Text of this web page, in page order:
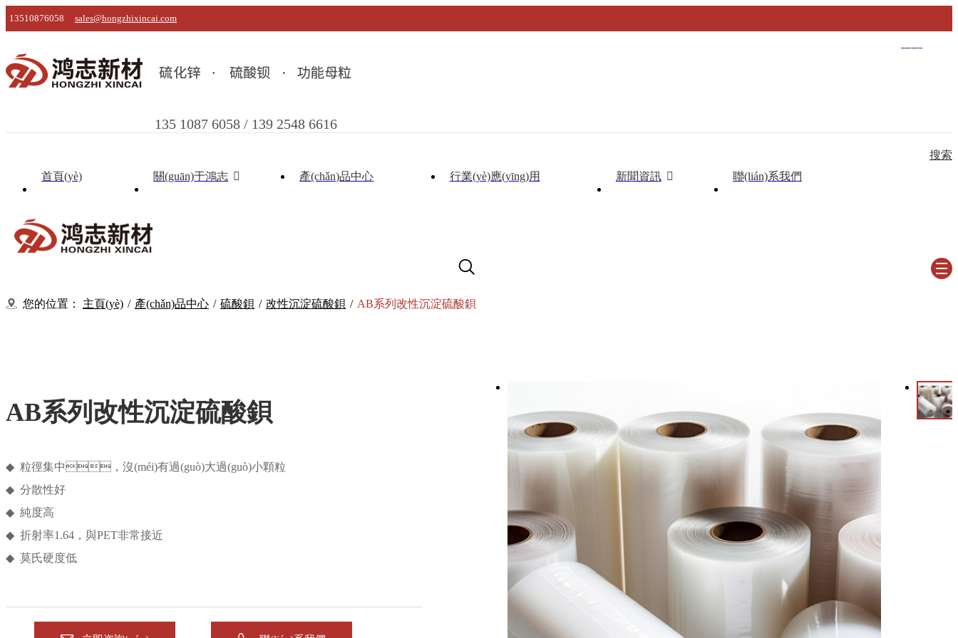
13510876058 sales@hongzhixincai.com
135 1087 6058 / 139 2548 6616
首頁(yè) 關(guān)于鴻志 新聞資訊 聯(lián)系我們
產(chǎn)品中心 行業(yè)應(yīng)用
搜索
您的位置： 主頁(yè) / 產(chǎn)品中心 / 硫酸鋇 / 改性沉淀硫酸鋇 / AB系列改性沉淀硫酸鋇
AB系列改性沉淀硫酸鋇
◆ 粒徑集中，沒(méi)有過(guò)大過(guò)小顆粒
◆ 分散性好
◆ 純度高
◆ 折射率1.64，與PET非常接近
◆ 莫氏硬度低